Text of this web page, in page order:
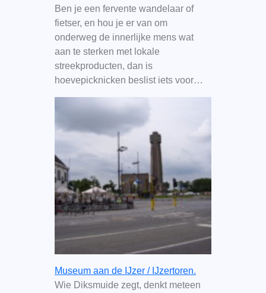
Ben je een fervente wandelaar of
fietser, en hou je er van om
onderweg de innerlijke mens wat
aan te sterken met lokale
streekproducten, dan is
hoevepicknicken beslist iets voor…
Museum aan de IJzer / IJzertoren.
Wie Diksmuide zegt, denkt meteen